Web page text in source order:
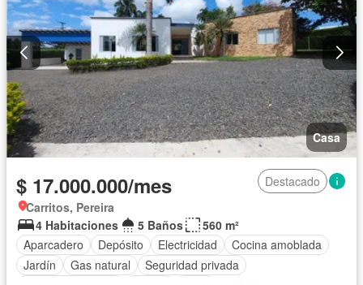
Casa
$ 17.000.000/mes
Destacado
Carritos, Pereira
4 Habitaciones
5 Baños
560 m²
Aparcadero
Depósito Electricidad
Cocina amoblada
Jardín
Gas natural
Seguridad privada